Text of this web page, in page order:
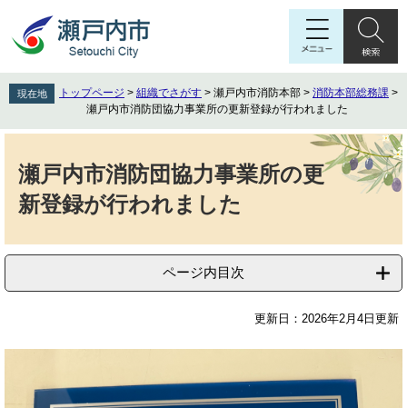
先
頭
を
飛
現在地 トップページ > 組織でさがす > 瀬戸内市消防本部 > 消防本部総務課 >
瀬戸内市消防団協力事業所の更新登録が行われました
瀬戸内市消防団協力事業所の更
新登録が行われました
ページ内目次
更新日：2026年2月4日更新